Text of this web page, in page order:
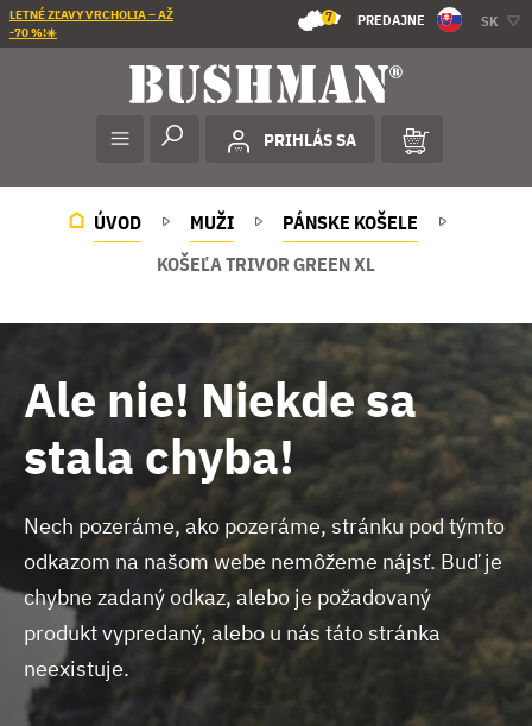
LETNÉ ZĽAVY VRCHOLIA – AŽ
-70 %!☀️
7 PREDAJNE SK
PRIHLÁS SA
ÚVOD MUŽI
PÁNSKE KOŠELE
KOŠEĽA TRIVOR GREEN XL
Ale nie! Niekde sa
stala chyba!
Nech pozeráme, ako pozeráme, stránku pod týmto
odkazom na našom webe nemôžeme nájsť. Buď je
chybne zadaný odkaz, alebo je požadovaný
produkt vypredaný, alebo u nás táto stránka
neexistuje.